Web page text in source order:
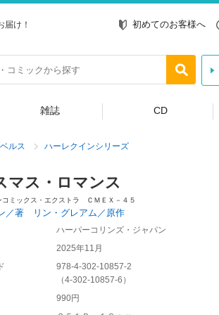
け！ 初めてのお客様へ
雑誌 CD
ルス ハーレクインシリーズ
マス・ロマンス
コミックス・エクストラ ＣＭＥＸ－４５
／著 リン・グレアム／原作
ハーパーコリンズ・ジャパン
2025年11月
978-4-302-10857-2
（4-302-10857-6 ）
990円